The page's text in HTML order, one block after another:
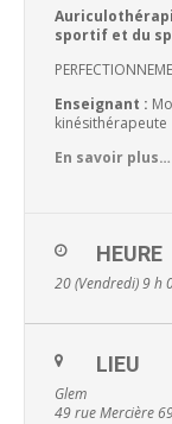
sportif et du
Enseignant :
kinésithérapeute
En savoir plus…
HEURE
20 (Vendredi) 9 h
LIEU
Glem
49 rue Mercière